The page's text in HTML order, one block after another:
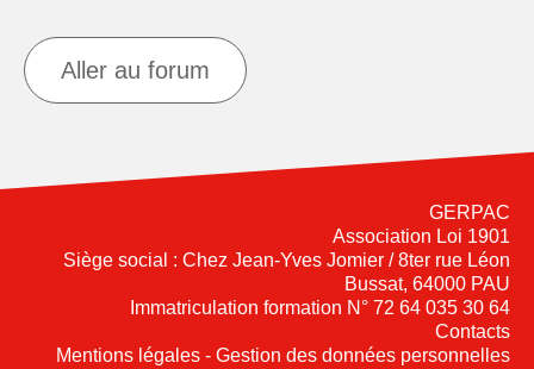
Aller au forum
GERPAC
Association Loi 1901
Siège social : Chez Jean-Yves Jomier / 8ter rue Léon
Bussat, 64000 PAU
Immatriculation formation N° 72 64 035 30 64
Contacts
Mentions légales - Gestion des données personnelles